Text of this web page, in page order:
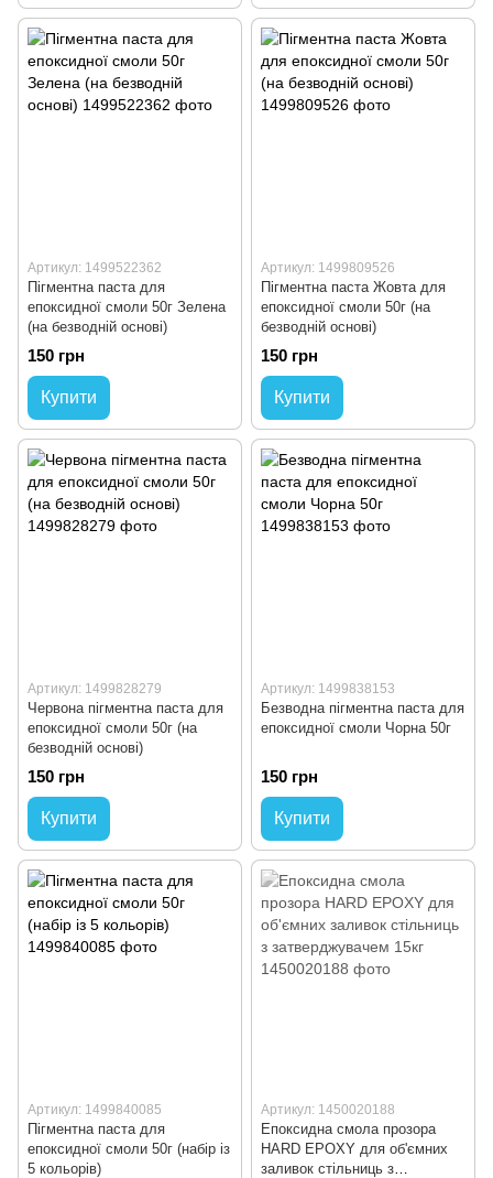
Артикул: 1499522362
Пігментна паста для
епоксидної смоли 50г Зелена
(на безводній основі)
150 грн
Купити
Артикул: 1499809526
Пігментна паста Жовта для
епоксидної смоли 50г (на
безводній основі)
150 грн
Купити
Артикул: 1499828279
Червона пігментна паста для
епоксидної смоли 50г (на
безводній основі)
150 грн
Купити
Артикул: 1499838153
Безводна пігментна паста для
епоксидної смоли Чорна 50г
150 грн
Купити
Артикул: 1499840085
Пігментна паста для
епоксидної смоли 50г (набір із
5 кольорів)
Артикул: 1450020188
Епоксидна смола прозора
HARD EPOXY для об'ємних
заливок стільниць з